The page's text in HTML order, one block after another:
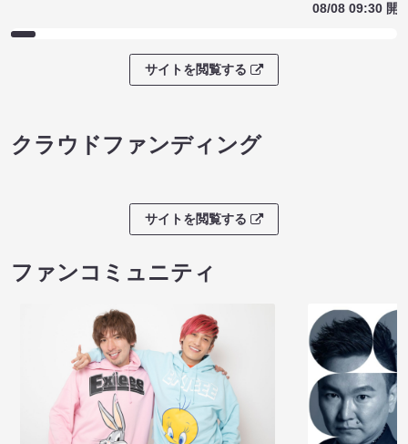
08/08 09:30 開
サイトを閲覧する
クラウドファンディング
サイトを閲覧する
ファンコミュニティ